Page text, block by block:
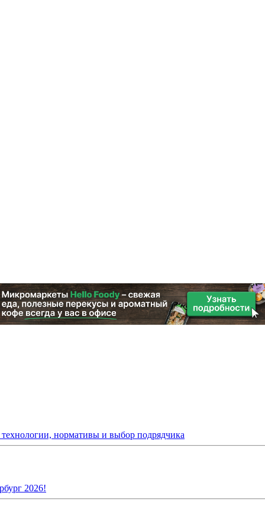
нормативы и выбор подрядчика
2026!